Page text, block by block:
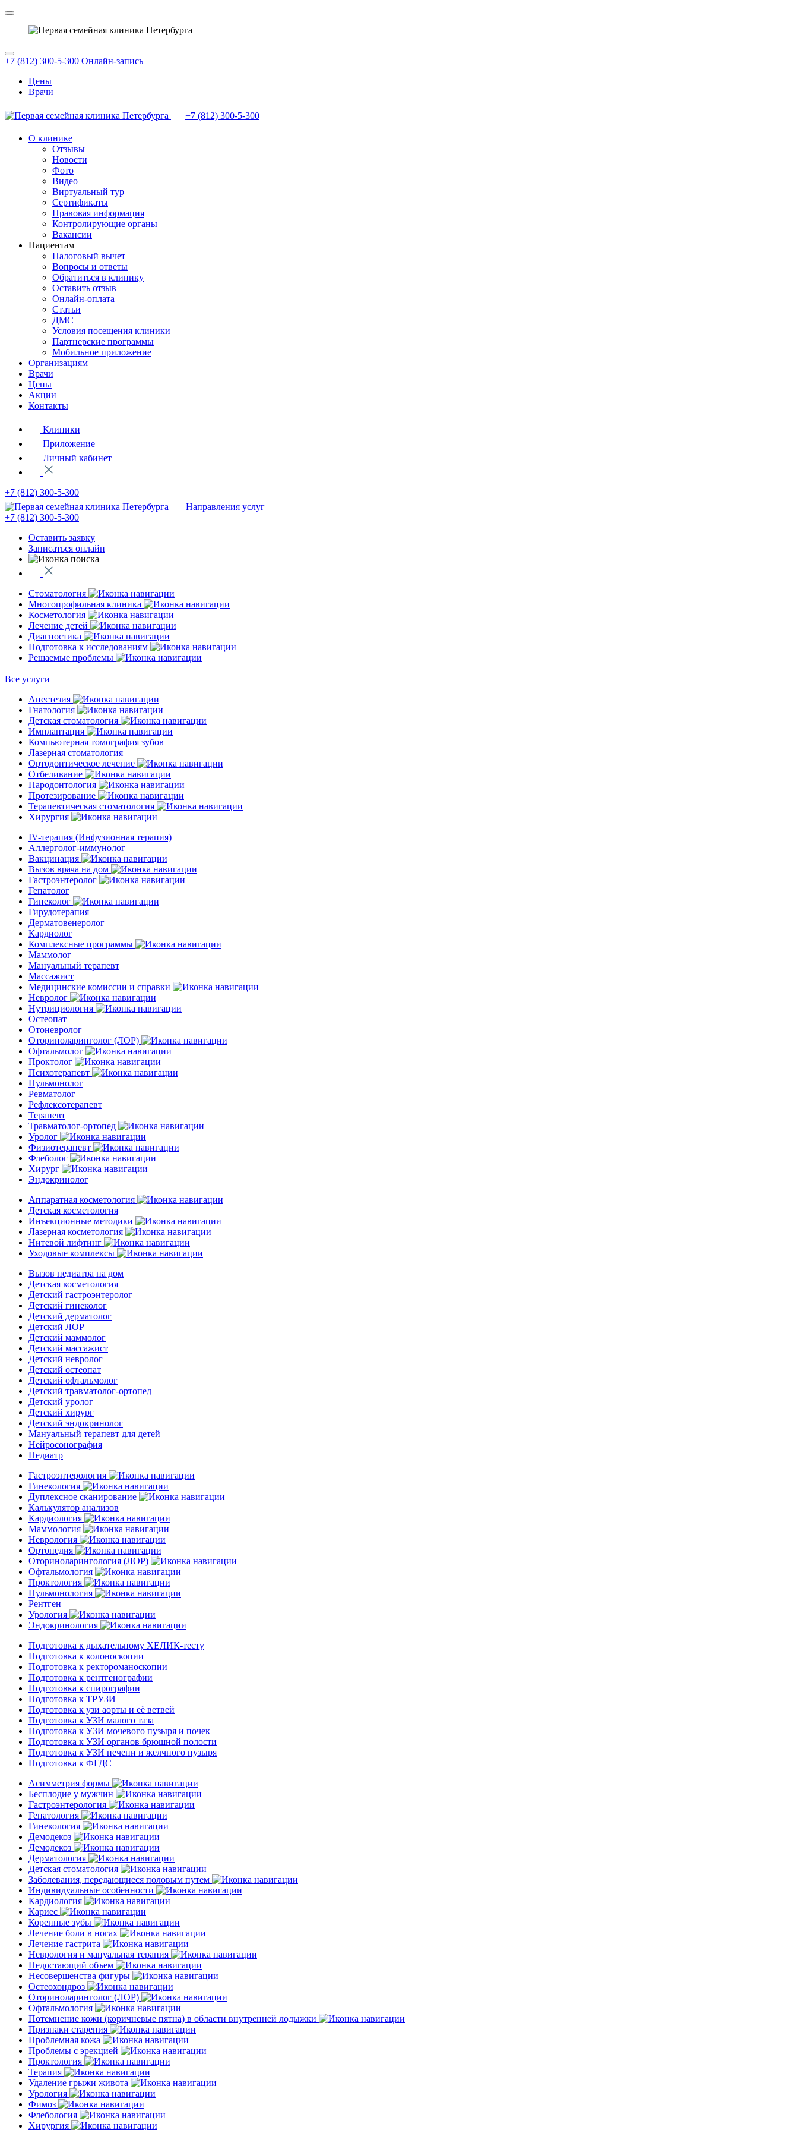
+7 (812) 300-5-300 Онлайн-запись
Цены
Врачи
+7 (812) 300-5-300
О клинике
Отзывы
Новости
Фото
Видео
Виртуальный тур
Сертификаты
Правовая информация
Контролирующие органы
Вакансии
Пациентам
Налоговый вычет
Вопросы и ответы
Обратиться в клинику
Оставить отзыв
Онлайн-оплата
Статьи
ДМС
Условия посещения клиники
Партнерские программы
Мобильное приложение
Организациям
Врачи
Цены
Акции
Контакты
Клиники
Приложение
Личный кабинет
+7 (812) 300-5-300
Направления услуг
+7 (812) 300-5-300
Оставить заявку
Записаться онлайн
Стоматология
Многопрофильная клиника
Косметология
Лечение детей
Диагностика
Подготовка к исследованиям
Решаемые проблемы
Все услуги
Анестезия
Гнатология
Детская стоматология
Имплантация
Компьютерная томография зубов
Лазерная стоматология
Ортодонтическое лечение
Отбеливание
Пародонтология
Протезирование
Терапевтическая стоматология
Хирургия
IV-терапия (Инфузионная терапия)
Аллерголог-иммунолог
Вакцинация
Вызов врача на дом
Гастроэнтеролог
Гепатолог
Гинеколог
Гирудотерапия
Дерматовенеролог
Кардиолог
Комплексные программы
Маммолог
Мануальный терапевт
Массажист
Медицинские комиссии и справки
Невролог
Нутрициология
Остеопат
Отоневролог
Оториноларинголог (ЛОР)
Офтальмолог
Проктолог
Психотерапевт
Пульмонолог
Ревматолог
Рефлексотерапевт
Терапевт
Травматолог-ортопед
Уролог
Физиотерапевт
Флеболог
Хирург
Эндокринолог
Аппаратная косметология
Детская косметология
Инъекционные методики
Лазерная косметология
Нитевой лифтинг
Уходовые комплексы
Вызов педиатра на дом
Детская косметология
Детский гастроэнтеролог
Детский гинеколог
Детский дерматолог
Детский ЛОР
Детский маммолог
Детский массажист
Детский невролог
Детский остеопат
Детский офтальмолог
Детский травматолог-ортопед
Детский уролог
Детский хирург
Детский эндокринолог
Мануальный терапевт для детей
Нейросонография
Педиатр
Гастроэнтерология
Гинекология
Дуплексное сканирование
Калькулятор анализов
Кардиология
Маммология
Неврология
Ортопедия
Оториноларингология (ЛОР)
Офтальмология
Проктология
Пульмонология
Рентген
Урология
Эндокринология
Подготовка к дыхательному ХЕЛИК-тесту
Подготовка к колоноскопии
Подготовка к ректороманоскопии
Подготовка к рентгенографии
Подготовка к спирографии
Подготовка к ТРУЗИ
Подготовка к узи аорты и её ветвей
Подготовка к УЗИ малого таза
Подготовка к УЗИ мочевого пузыря и почек
Подготовка к УЗИ органов брюшной полости
Подготовка к УЗИ печени и желчного пузыря
Подготовка к ФГДС
Асимметрия формы
Бесплодие у мужчин
Гастроэнтерология
Гепатология
Гинекология
Демодекоз
Демодекоз
Дерматология
Детская стоматология
Заболевания, передающиеся половым путем
Индивидуальные особенности
Кардиология
Кариес
Коренные зубы
Лечение боли в ногах
Лечение гастрита
Неврология и мануальная терапия
Недостающий объем
Несовершенства фигуры
Остеохондроз
Оториноларинголог (ЛОР)
Офтальмология
Потемнение кожи (коричневые пятна) в области внутренней лодыжки
Признаки старения
Проблемная кожа
Проблемы с эрекцией
Проктология
Терапия
Удаление грыжи живота
Урология
Фимоз
Флебология
Хирургия